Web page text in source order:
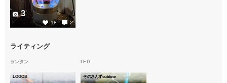
18 2
3
ライティング
ランタン
LOGOS
LED
ぞのさんずoutdoor